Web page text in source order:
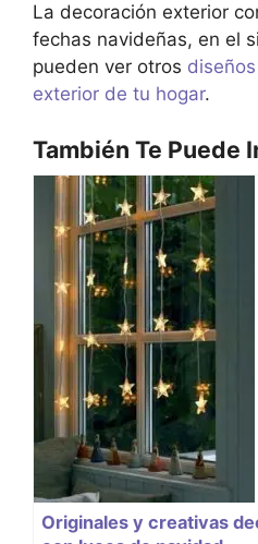
La decoración exterior
fechas navideñas, en el
pueden ver otros
exterior de tu hogar.
También Te Puede
Originales y creativas